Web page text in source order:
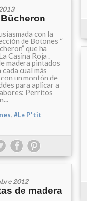
con la
de Botones “
que ha
Casina Roja .
madera pintados
cada cual más
un montón de
para aplicar a
Perritos
,#Le P'tit
2012
de madera